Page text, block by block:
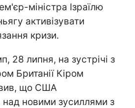
міністра Ізраїлю
активізувати
кризи.
28 липня, на зустрічі з
Британії Кіром
що США
новими зусиллями з